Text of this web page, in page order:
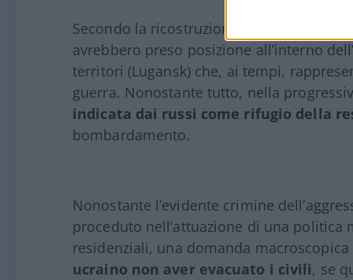
Secondo la ricostruzione presentata
avrebbero preso posizione all’interno
territori (Lugansk) che, ai tempi,
guerra. Nonostante tutto, nella
indicata dai russi come rifugio della
bombardamento.
Nonostante l’evidente crimine
proceduto nell’attuazione di una
residenziali, una domanda macroscopica
ucraino non aver evacuato i civili, se